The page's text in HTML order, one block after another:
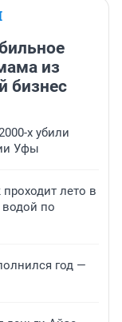
из
бизнес
х убили
Уфы
лето в
по
год —